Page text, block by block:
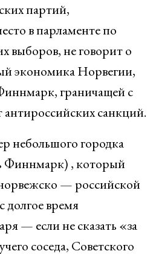
партий,
в парламенте по
выборов, не говорит о
экономика Норвегии,
граничащей с
антироссийских санкций.
небольшого городка
Финнмарк) , который
— российской
долгое время
— если не сказать «за
соседа, Советского